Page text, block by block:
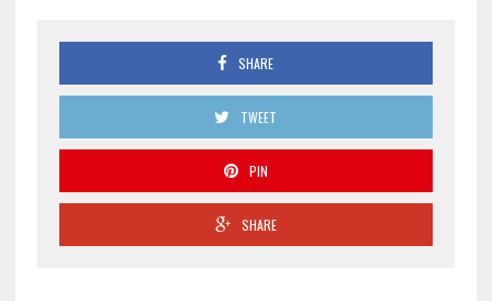
SHARE
TWEET
PIN
SHARE